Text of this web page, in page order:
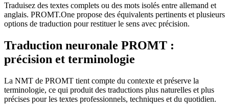
Traduisez des textes complets ou des mots isolés entre allemand et
anglais. PROMT.One propose des équivalents pertinents et plusieurs
options de traduction pour restituer le sens avec précision.
Traduction neuronale PROMT :
précision et terminologie
La NMT de PROMT tient compte du contexte et préserve la
terminologie, ce qui produit des traductions plus naturelles et plus
précises pour les textes professionnels, techniques et du quotidien.